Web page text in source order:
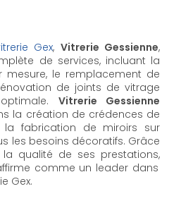
Gex, Vitrerie Gessienne,
de services, incluant la
mesure, le remplacement de
de joints de vitrage
Vitrerie Gessienne
la création de crédences de
la fabrication de miroirs sur
les besoins décoratifs. Grâce
qualité de ses prestations,
comme un leader dans
Gex.